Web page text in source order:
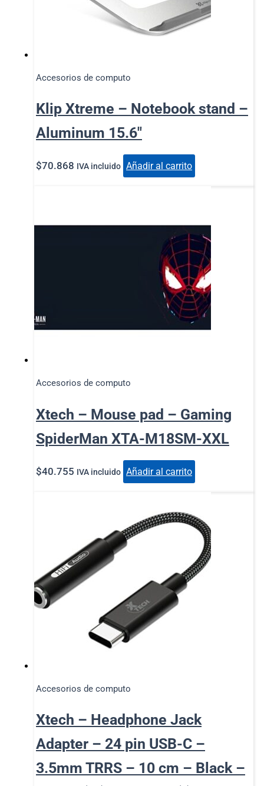
Accesorios de computo
Klip Xtreme – Notebook stand –
Aluminum 15.6″
$70.868 IVA incluido Añadir al carrito
Accesorios de computo
Xtech – Mouse pad – Gaming
SpiderMan XTA-M18SM-XXL
$40.755 IVA incluido Añadir al carrito
Accesorios de computo
Xtech – Headphone Jack
Adapter – 24 pin USB-C –
3.5mm TRRS – 10 cm – Black –